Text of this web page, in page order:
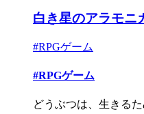
白き星のアラモニ
#RPGゲーム
#RPGゲーム
どうぶつは、生きる